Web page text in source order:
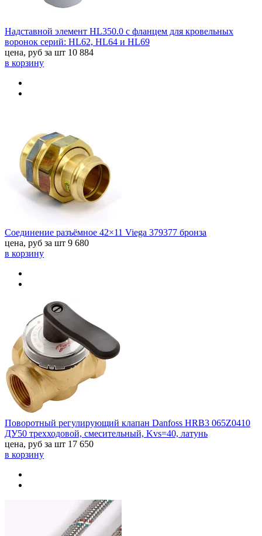
Надставной элемент HL350.0 с фланцем для кровельных
воронок серий: HL62, HL64 и HL69
цена, руб за шт 10 884
в корзину
Соединение разъёмное 42×11 Viega 379377 бронза
цена, руб за шт 9 680
в корзину
Поворотный регулирующий клапан Danfoss HRB3 065Z0410
ДУ50 трехходовой, смесительный, Kvs=40, латунь
цена, руб за шт 17 650
в корзину